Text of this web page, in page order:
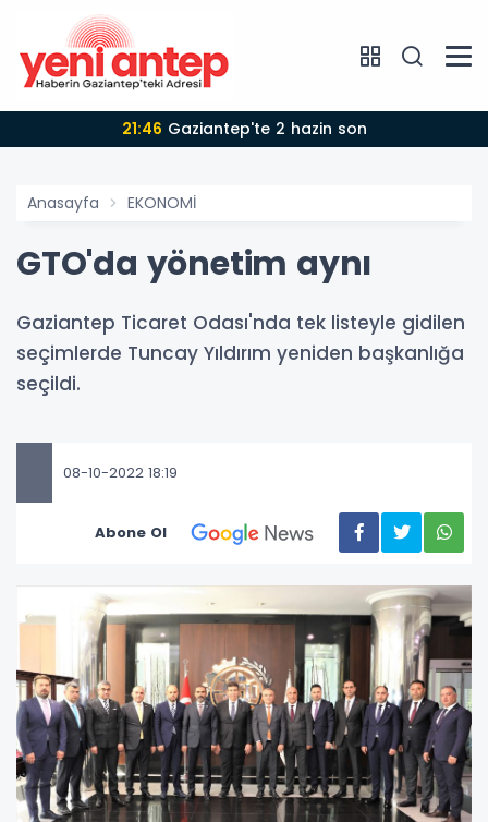
21:46 Gaziantep'te 2 hazin son
Anasayfa EKONOMİ
GTO'da yönetim aynı
Gaziantep Ticaret Odası'nda tek listeyle gidilen
seçimlerde Tuncay Yıldırım yeniden başkanlığa
seçildi.
08-10-2022 18:19
Abone Ol